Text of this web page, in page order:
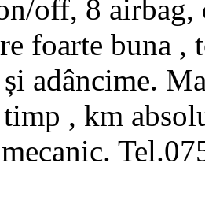
off, 8
foarte buna
adâncime.
, km